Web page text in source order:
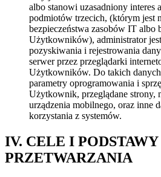
albo stanowi uzasadniony interes
podmiotów trzecich, (którym jest
bezpieczeństwa zasobów IT albo
Użytkowników), administrator
pozyskiwania i rejestrowania
serwer przez przeglądarki
Użytkowników. Do takich danych
parametry oprogramowania i
Użytkownik, przeglądane strony,
urządzenia mobilnego, oraz inne
korzystania z systemów.
IV. CELE I PODSTAWY
PRZETWARZANIA